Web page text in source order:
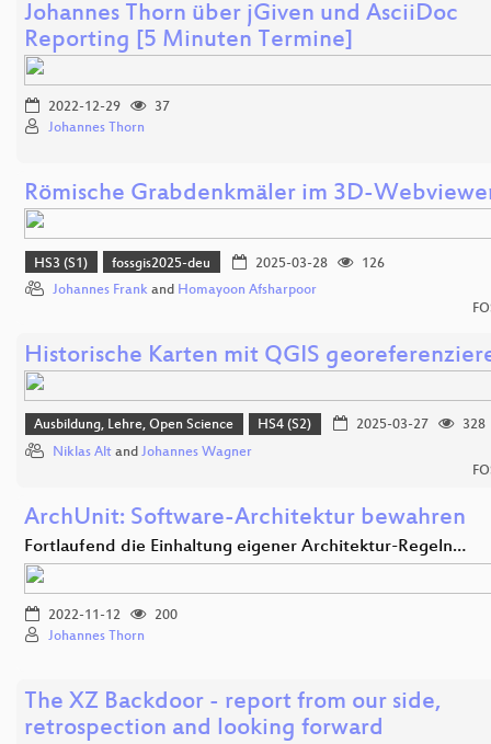
Johannes Thorn über jGiven und AsciiDoc
Reporting [5 Minuten Termine]
2022-12-29
37
Johannes Thorn
Römische Grabdenkmäler im 3D-
HS3 (S1) fossgis2025-deu 2025-03-28
126
Johannes Frank and Homayoon Afsharpoor
Historische Karten mit QGIS
Ausbildung, Lehre, Open Science HS4 (S2) 2025-03-27
328
Niklas Alt and Johannes Wagner
ArchUnit: Software-Architektur bewahren
Fortlaufend die Einhaltung eigener Architektur-Regeln…
2022-11-12
200
Johannes Thorn
The XZ Backdoor - report from our side,
retrospection and looking forward